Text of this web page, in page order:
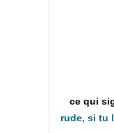
rude, si tu